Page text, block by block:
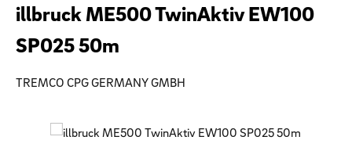
illbruck ME500 TwinAktiv EW100
SP025 50m
TREMCO CPG GERMANY GMBH
Bildergalerie überspringen